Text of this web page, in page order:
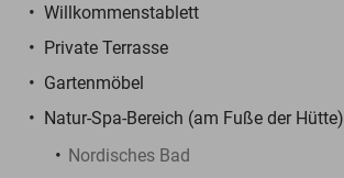
Willkommenstablett
Private Terrasse
Gartenmöbel
Natur-Spa-Bereich (am Fuße der Hütte)
Nordisches Bad